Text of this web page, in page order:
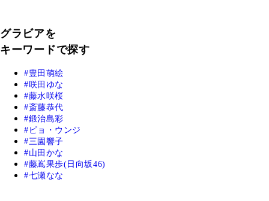
グラビアを
キーワードで探す
豊田萌絵
咲田ゆな
藤水咲桜
斎藤恭代
鍛治島彩
ピョ・ウンジ
三園響子
山田かな
藤嶌果歩(日向坂46)
七瀬なな